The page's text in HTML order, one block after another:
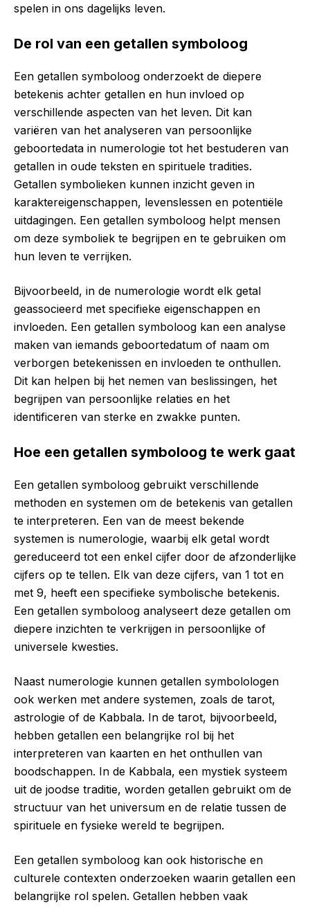
spelen in ons dagelijks leven.
De rol van een getallen symboloog
Een getallen symboloog onderzoekt de diepere
betekenis achter getallen en hun invloed op
verschillende aspecten van het leven. Dit kan
variëren van het analyseren van persoonlijke
geboortedata in numerologie tot het bestuderen van
getallen in oude teksten en spirituele tradities.
Getallen symbolieken kunnen inzicht geven in
karaktereigenschappen, levenslessen en potentiële
uitdagingen. Een getallen symboloog helpt mensen
om deze symboliek te begrijpen en te gebruiken om
hun leven te verrijken.
Bijvoorbeeld, in de numerologie wordt elk getal
geassocieerd met specifieke eigenschappen en
invloeden. Een getallen symboloog kan een analyse
maken van iemands geboortedatum of naam om
verborgen betekenissen en invloeden te onthullen.
Dit kan helpen bij het nemen van beslissingen, het
begrijpen van persoonlijke relaties en het
identificeren van sterke en zwakke punten.
Hoe een getallen symboloog te werk gaat
Een getallen symboloog gebruikt verschillende
methoden en systemen om de betekenis van getallen
te interpreteren. Een van de meest bekende
systemen is numerologie, waarbij elk getal wordt
gereduceerd tot een enkel cijfer door de afzonderlijke
cijfers op te tellen. Elk van deze cijfers, van 1 tot en
met 9, heeft een specifieke symbolische betekenis.
Een getallen symboloog analyseert deze getallen om
diepere inzichten te verkrijgen in persoonlijke of
universele kwesties.
Naast numerologie kunnen getallen symbolologen
ook werken met andere systemen, zoals de tarot,
astrologie of de Kabbala. In de tarot, bijvoorbeeld,
hebben getallen een belangrijke rol bij het
interpreteren van kaarten en het onthullen van
boodschappen. In de Kabbala, een mystiek systeem
uit de joodse traditie, worden getallen gebruikt om de
structuur van het universum en de relatie tussen de
spirituele en fysieke wereld te begrijpen.
Een getallen symboloog kan ook historische en
culturele contexten onderzoeken waarin getallen een
belangrijke rol spelen. Getallen hebben vaak